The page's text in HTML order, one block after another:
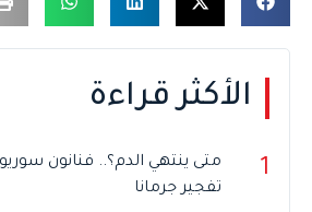
الأكثر قراءة
1
متى ينتهي الدم؟.. فنانون
تفجير جرمانا